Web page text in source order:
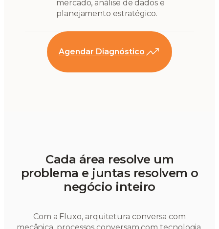
mercado, análise de dados e
planejamento estratégico.
Agendar Diagnóstico
Cada área resolve um
problema e juntas resolvem o
negócio inteiro
Com a Fluxo, arquitetura conversa com